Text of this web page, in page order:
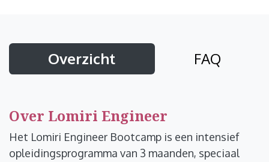
Overzicht FAQ
Over Lomiri Engineer
Het Lomiri Engineer Bootcamp is een intensief
opleidingsprogramma van 3 maanden, speciaal